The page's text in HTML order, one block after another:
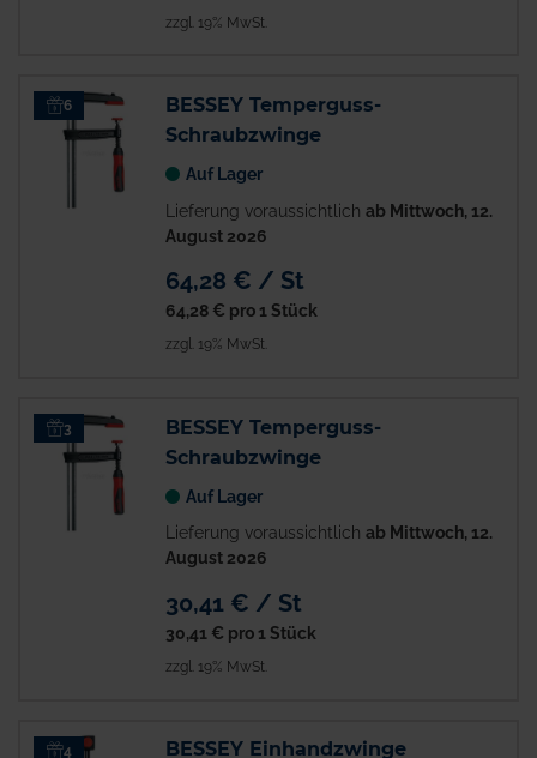
zzgl. 19% MwSt.
6
BESSEY Temperguss-
Schraubzwinge
Auf Lager
Lieferung voraussichtlich ab Mittwoch, 12.
August 2026
64,28 € / St
64,28 € pro 1 Stück
zzgl. 19% MwSt.
3
BESSEY Temperguss-
Schraubzwinge
Auf Lager
Lieferung voraussichtlich ab Mittwoch, 12.
August 2026
30,41 € / St
30,41 € pro 1 Stück
zzgl. 19% MwSt.
4 BESSEY Einhandzwinge